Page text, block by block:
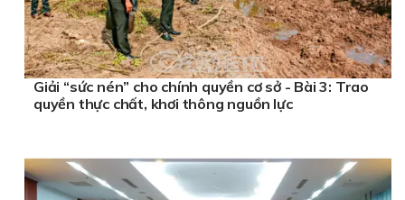
Giải “sức nén” cho chính quyền cơ sở - Bài 3: Trao
quyền thực chất, khơi thông nguồn lực